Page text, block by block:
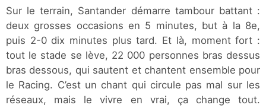
Sur le terrain, Santander démarre tambour battant :
deux grosses occasions en 5 minutes, but à la 8e,
puis 2-0 dix minutes plus tard. Et là, moment fort :
tout le stade se lève, 22 000 personnes bras dessus
bras dessous, qui sautent et chantent ensemble pour
le Racing. C’est un chant qui circule pas mal sur les
réseaux, mais le vivre en vrai, ça change tout.